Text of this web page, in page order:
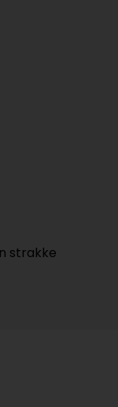
strakke